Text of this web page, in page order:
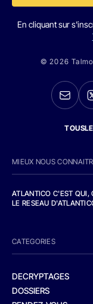
En cliquant sur
© 2026
MIEUX NOUS
ATLANTICO C'EST QUI,
LE RESEAU
CATEGORIES
DECRYPTAGES
DOSSIERS